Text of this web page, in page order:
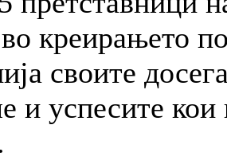
креирањето
своите
и успесите